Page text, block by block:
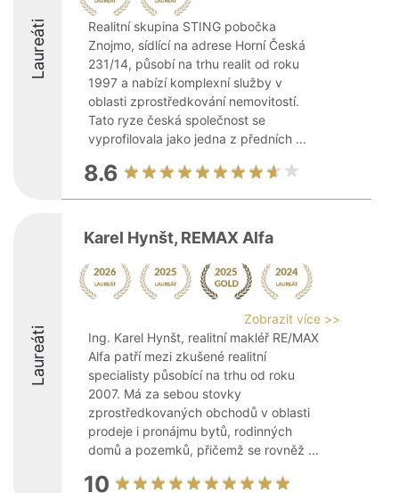
Laureáti
Realitní skupina STING pobočka
Znojmo, sídlící na adrese Horní Česká
231/14, působí na trhu realit od roku
1997 a nabízí komplexní služby v
oblasti zprostředkování nemovitostí.
Tato ryze česká společnost se
vyprofilovala jako jedna z předních ...
8.6
Laureáti
Karel Hynšt, REMAX Alfa
Zobrazit více >>
Ing. Karel Hynšt, realitní makléř RE/MAX
Alfa patří mezi zkušené realitní
specialisty působící na trhu od roku
2007. Má za sebou stovky
zprostředkovaných obchodů v oblasti
prodeje i pronájmu bytů, rodinných
domů a pozemků, přičemž se rovněž ...
10